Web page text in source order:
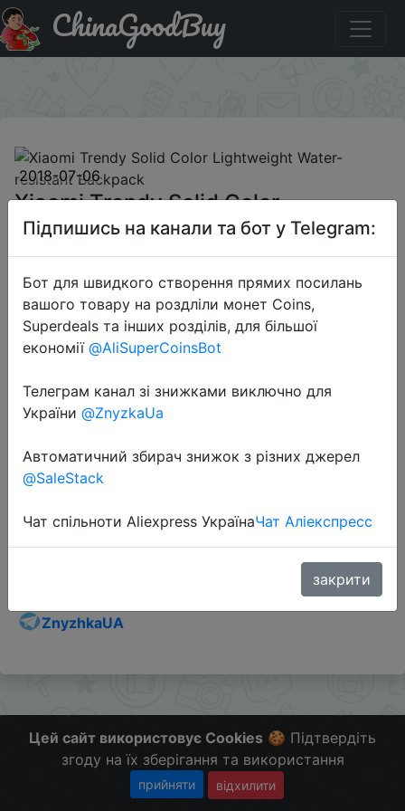
Паридбати з промокодом THsale28 Xiaomi Trendy Solid
Color Lightweight Water-resistant Backpack
ChinaGoodBuy
2018-07-06
Xiaomi Trendy Solid Color
Lightweight Water-resistant
Backpack
$8.71
Промокод:"THsale28"
Слідкуйте за знижками на мобільному, в телеграм
ZnyzhkaUA
Цей сайт використовує Cookies 🍪 Підтвердіть
згоду на їх зберігання та використання
прийняти відхилити
Підпишись на канали та бот у Telegram:
Бот для швидкого створення прямих посилань
вашого товару на роздліли монет Coins,
Superdeals та інших розділів, для більшої
економії @AliSuperCoinsBot
Телеграм канал зі знижками виключно для
України @ZnyzkaUa
Автоматичний збирач знижок з різних джерел
@SaleStack
Чат спільноти Aliexpress УкраїнаЧат Аліекспресс
закрити